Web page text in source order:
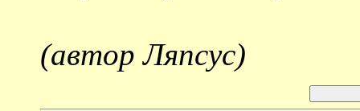
(автор Ляпсус)